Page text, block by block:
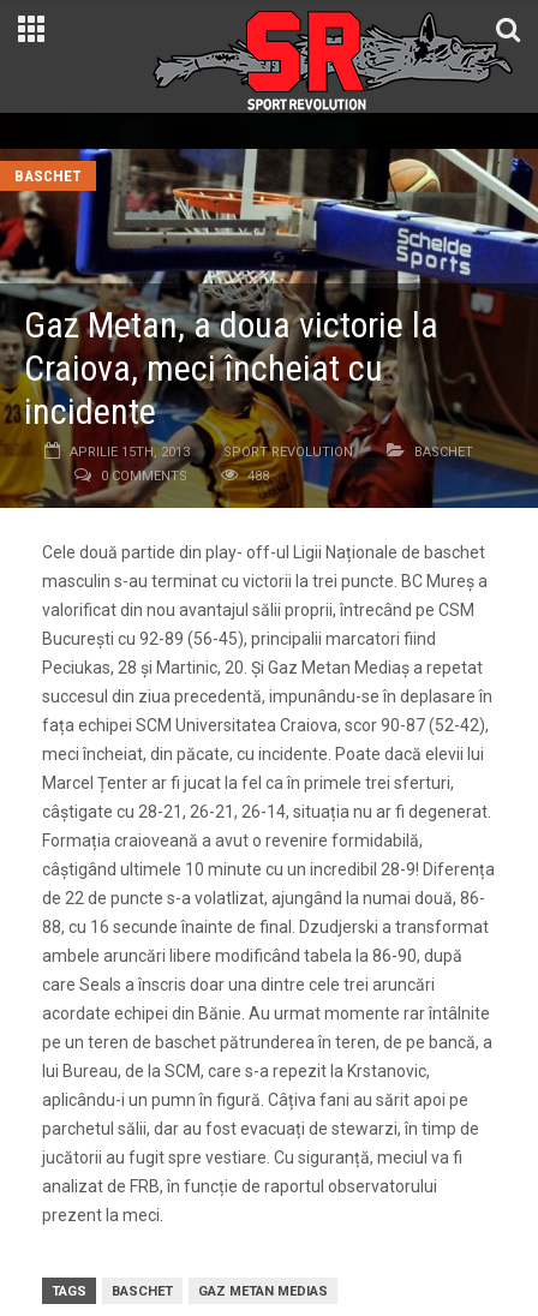
BASCHET
Gaz Metan, a doua victorie la
Craiova, meci încheiat cu
incidente
APRILIE 15TH, 2013 SPORT REVOLUTION
BASCHET
0 COMMENTS
488
Cele două partide din play- off-ul Ligii Naționale de baschet
masculin s-au terminat cu victorii la trei puncte. BC Mureș a
valorificat din nou avantajul sălii proprii, întrecând pe CSM
București cu 92-89 (56-45), principalii marcatori fiind
Peciukas, 28 și Martinic, 20. Și Gaz Metan Mediaș a repetat
succesul din ziua precedentă, impunându-se în deplasare în
fața echipei SCM Universitatea Craiova, scor 90-87 (52-42),
meci încheiat, din păcate, cu incidente. Poate dacă elevii lui
Marcel Țenter ar fi jucat la fel ca în primele trei sferturi,
câștigate cu 28-21, 26-21, 26-14, situația nu ar fi degenerat.
Formația craioveană a avut o revenire formidabilă,
câștigând ultimele 10 minute cu un incredibil 28-9! Diferența
de 22 de puncte s-a volatlizat, ajungând la numai două, 86-
88, cu 16 secunde înainte de final. Dzudjerski a transformat
ambele aruncări libere modificând tabela la 86-90, după
care Seals a înscris doar una dintre cele trei aruncări
acordate echipei din Bănie. Au urmat momente rar întâlnite
pe un teren de baschet pătrunderea în teren, de pe bancă, a
lui Bureau, de la SCM, care s-a repezit la Krstanovic,
aplicându-i un pumn în figură. Câțiva fani au sărit apoi pe
parchetul sălii, dar au fost evacuați de stewarzi, în timp de
jucătorii au fugit spre vestiare. Cu siguranță, meciul va fi
analizat de FRB, în funcție de raportul observatorului
prezent la meci.
TAGS BASCHET GAZ METAN MEDIAS